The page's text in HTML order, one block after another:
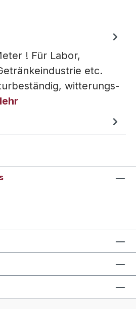
! Für Labor,
etc.
witterungs-